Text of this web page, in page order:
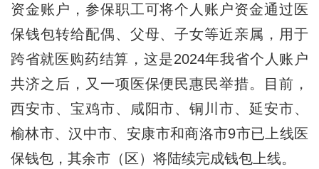
资金账户，参保职工可将个人账户资金通过医
保钱包转给配偶、父母、子女等近亲属，用于
跨省就医购药结算，这是2024年我省个人账户
共济之后，又一项医保便民惠民举措。目前，
西安市、宝鸡市、咸阳市、铜川市、延安市、
榆林市、汉中市、安康市和商洛市9市已上线医
保钱包，其余市（区）将陆续完成钱包上线。